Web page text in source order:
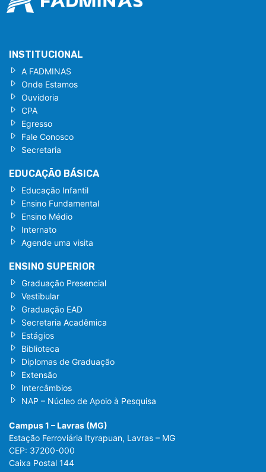
INSTITUCIONAL
A FADMINAS
Onde Estamos
Ouvidoria
CPA
Egresso
Fale Conosco
Secretaria
EDUCAÇÃO BÁSICA
Educação Infantil
Ensino Fundamental
Ensino Médio
Internato
Agende uma visita
ENSINO SUPERIOR
Graduação Presencial
Vestibular
Graduação EAD
Secretaria Acadêmica
Estágios
Biblioteca
Diplomas de Graduação
Extensão
Intercâmbios
NAP – Núcleo de Apoio à Pesquisa
Campus 1 – Lavras (MG)
Estação Ferroviária Ityrapuan, Lavras – MG
CEP: 37200-000
Caixa Postal 144